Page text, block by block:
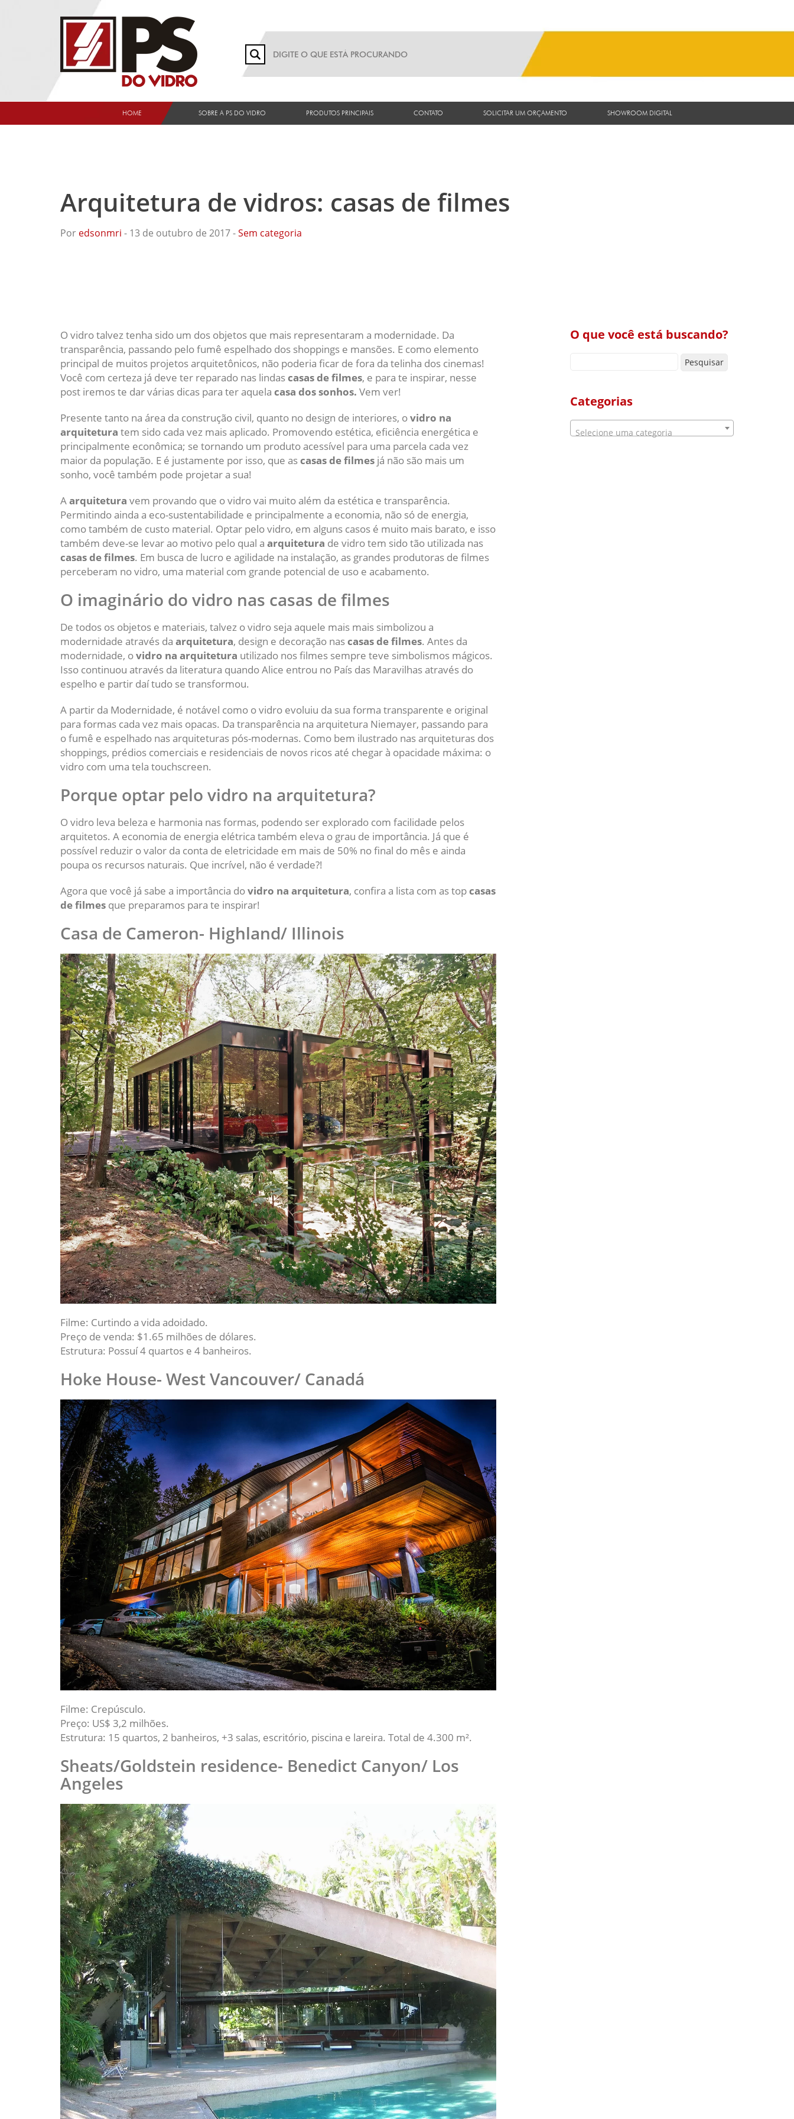
HOME SOBRE A PS DO VIDRO PRODUTOS PRINCIPAIS CONTATO SOLICITAR UM ORÇAMENTO SHOWROOM DIGITAL
Arquitetura de vidros: casas de filmes
Por edsonmri - 13 de outubro de 2017 -Sem categoria
O que você está buscando?
Categorias
Selecione uma categoria
O vidro talvez tenha sido um dos objetos que mais representaram a modernidade. Da
transparência, passando pelo fumê espelhado dos shoppings e mansões. E como elemento
principal de muitos projetos arquitetônicos, não poderia ficar de fora da telinha dos cinemas!
Você com certeza já deve ter reparado nas lindascasas de filmes, e para te inspirar, nesse
post iremos te dar várias dicas para ter aquela casa dos sonhos. Vem ver!
Presente tanto na área da construção civil, quanto no design de interiores, ovidro na
arquitetura tem sido cada vez mais aplicado. Promovendo estética, eficiência energética e
principalmente econômica; se tornando um produto acessível para uma parcela cada vez
maior da população. E é justamente por isso, que ascasas de filmes já não são mais um
sonho, você também pode projetar a sua!
Aarquitetura vem provando que o vidro vai muito além da estética e transparência.
Permitindo ainda a eco-sustentabilidade e principalmente a economia, não só de energia,
como também de custo material. Optar pelo vidro, em alguns casos é muito mais barato, e isso
também deve-se levar ao motivo pelo qual a arquitetura de vidro tem sido tão utilizada nas
casas de filmes. Em busca de lucro e agilidade na instalação, as grandes produtoras de filmes
perceberam no vidro, uma material com grande potencial de uso e acabamento.
O imaginário do vidro nas casas de filmes
De todos os objetos e materiais, talvez o vidro seja aquele mais mais simbolizou a
modernidade através da arquitetura, design e decoração nascasas de filmes. Antes da
modernidade, ovidro na arquitetura utilizado nos filmes sempre teve simbolismos mágicos.
Isso continuou através da literatura quando Alice entrou no País das Maravilhas através do
espelho e partir daí tudo se transformou.
A partir da Modernidade, é notável como o vidro evoluiu da sua forma transparente e original
para formas cada vez mais opacas. Da transparência na arquitetura Niemayer, passando para
o fumê e espelhado nas arquiteturas pós-modernas. Como bem ilustrado nas arquiteturas dos
shoppings, prédios comerciais e residenciais de novos ricos até chegar à opacidade máxima: o
vidro com uma tela touchscreen.
Porque optar pelo vidro na arquitetura?
O vidro leva beleza e harmonia nas formas, podendo ser explorado com facilidade pelos
arquitetos. A economia de energia elétrica também eleva o grau de importância. Já que é
possível reduzir o valor da conta de eletricidade em mais de 50% no final do mês e ainda
poupa os recursos naturais. Que incrível, não é verdade?!
Agora que você já sabe a importância dovidro na arquitetura, confira a lista com as topcasas
de filmes que preparamos para te inspirar!
Casa de Cameron- Highland/ Illinois
Filme: Curtindo a vida adoidado.
Preço de venda: $1.65 milhões de dólares.
Estrutura: Possuí 4 quartos e 4 banheiros.
Hoke House- West Vancouver/ Canadá
Filme: Crepúsculo.
Preço: US$ 3,2 milhões.
Estrutura: 15 quartos, 2 banheiros, +3 salas, escritório, piscina e lareira. Total de 4.300 m².
Sheats/Goldstein residence- Benedict Canyon/ Los
Angeles